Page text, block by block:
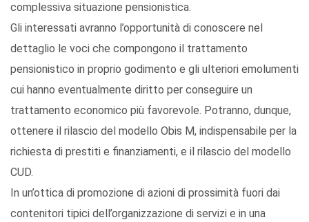
complessiva situazione pensionistica.
Gli interessati avranno l’opportunità di conoscere nel
dettaglio le voci che compongono il trattamento
pensionistico in proprio godimento e gli ulteriori emolumenti
cui hanno eventualmente diritto per conseguire un
trattamento economico più favorevole. Potranno, dunque,
ottenere il rilascio del modello Obis M, indispensabile per la
richiesta di prestiti e finanziamenti, e il rilascio del modello
CUD.
In un’ottica di promozione di azioni di prossimità fuori dai
contenitori tipici dell’organizzazione di servizi e in una